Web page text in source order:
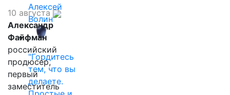
Алексей
Волин
"Гордитесь
тем, что вы
делаете.
10 августа
Александр
Файфман
российский
продюсер,
первый
заместитель